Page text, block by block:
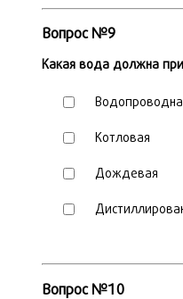
Вопрос №9
Какая вода должна
Котловая
Дождевая
Вопрос №10